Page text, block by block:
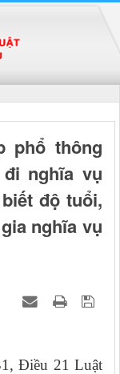
phổ thông
nghĩa vụ
độ tuổi,
nghĩa vụ
Điều 21 Luật